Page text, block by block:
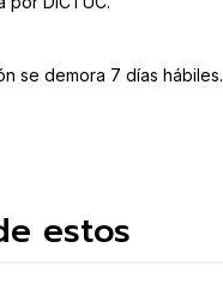
se demora 7 días hábiles.
estos